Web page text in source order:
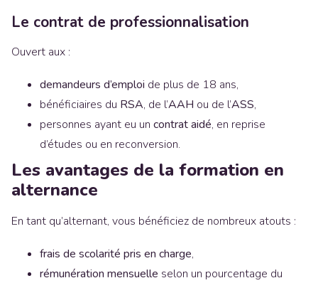
Le contrat de professionnalisation
Ouvert aux :
demandeurs d’emploi de plus de 18 ans,
bénéficiaires du RSA, de l’AAH ou de l’ASS,
personnes ayant eu un contrat aidé, en reprise
d’études ou en reconversion.
Les avantages de la formation en
alternance
En tant qu’alternant, vous bénéficiez de nombreux atouts :
frais de scolarité pris en charge,
rémunération mensuelle selon un pourcentage du